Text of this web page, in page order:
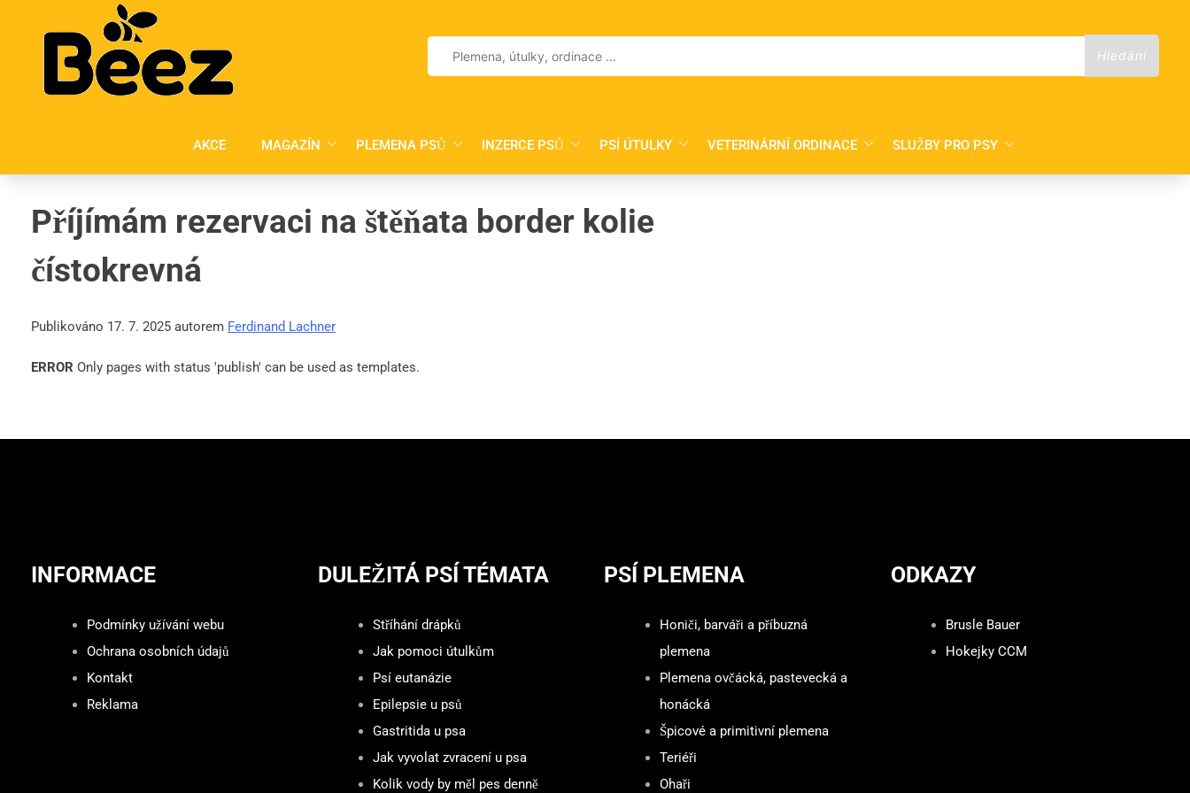
Vyhledávání
AKCE MAGAZÍN PLEMENA PSŮ INZERCE PSŮ PSÍ ÚTULKY VETERINÁRNÍ ORDINACE SLUŽBY PRO PSY
Příjímám rezervaci na štěňata border kolie
čístokrevná
Publikováno 17. 7. 2025 autorem Ferdinand Lachner
ERROR Only pages with status 'publish' can be used as templates.
INFORMACE
Podmínky užívání webu
Ochrana osobních údajů
Kontakt
Reklama
DULEŽITÁ PSÍ TÉMATA
Stříhání drápků
Jak pomoci útulkům
Psí eutanázie
Epilepsie u psů
Gastritida u psa
Jak vyvolat zvracení u psa
Kolik vody by měl pes denně
PSÍ PLEMENA
Honiči, barváři a příbuzná
plemena
Plemena ovčácká, pastevecká a
honácká
Špicové a primitivní plemena
Teriéři
Ohaři
ODKAZY
Brusle Bauer
Hokejky CCM